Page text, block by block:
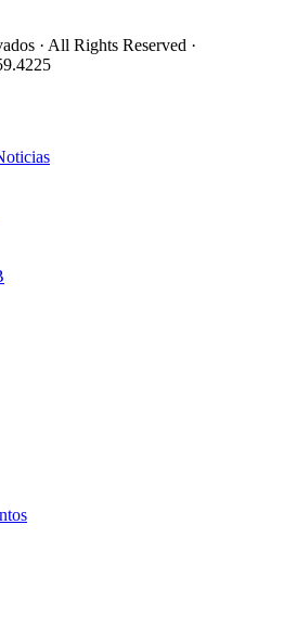
· All Rights Reserved ·